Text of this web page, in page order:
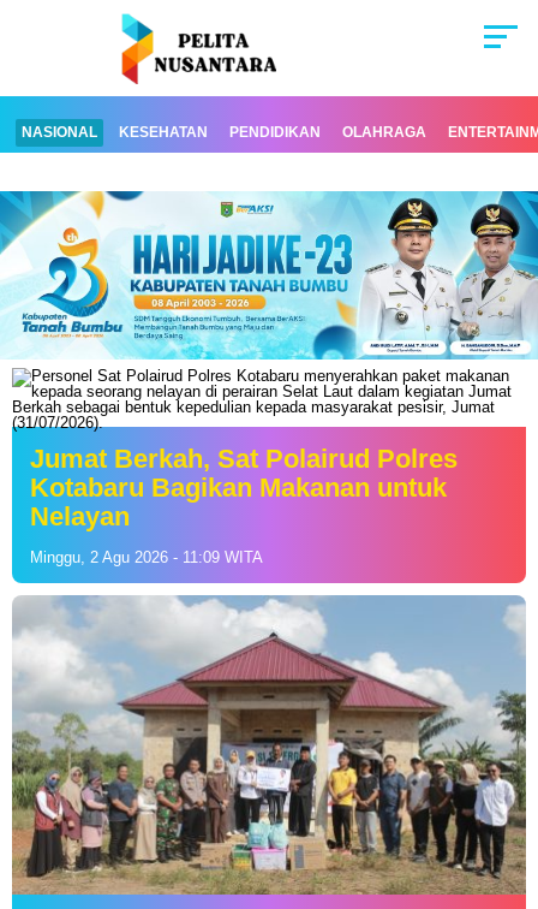
NASIONAL KESEHATAN PENDIDIKAN OLAHRAGA
Jumat Berkah, Sat Polairud Polres
Kotabaru Bagikan Makanan untuk
Nelayan
Minggu, 2 Agu 2026 - 11:09 WITA